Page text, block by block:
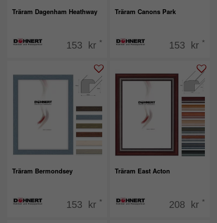
Träram Dagenham Heathway
153 kr *
Träram Canons Park
153 kr *
Träram Bermondsey
153 kr *
Träram East Acton
208 kr *